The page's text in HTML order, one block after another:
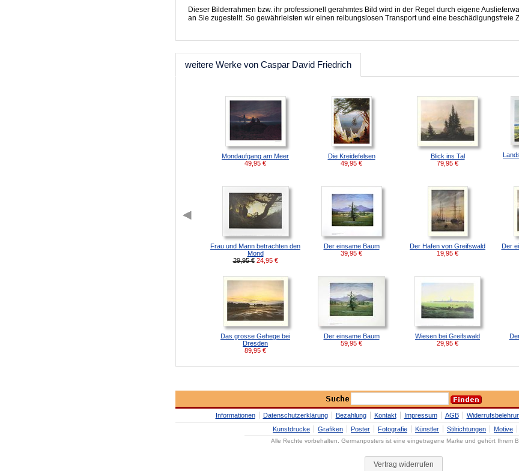
Dieser Bilderrahmen bzw. ihr professionell gerahmtes Bild wird in der Regel durch eigene
an Sie zugestellt. So gewährleisten wir einen reibungslosen Transport und eine beschädigungsfreie
weitere Werke von Caspar David Friedrich
Mondaufgang am Meer
49,95 €
Die Kreidefelsen
49,95 €
Blick ins Tal
79,95 €
Frau und Mann betrachten den
Mond
29,95 € 24,95 €
Der einsame Baum
39,95 €
Der Hafen von Greifswald
19,95 €
Der
Das grosse Gehege bei
Dresden
89,95 €
Der einsame Baum
59,95 €
Wiesen bei Greifswald
29,95 €
Informationen Datenschutzerklärung Bezahlung Kontakt Impressum AGB
Kunstdrucke
Grafiken Poster Fotografie Künstler Stilrichtungen Motive
Alle Rechte vorbehalten. Germanposters ist eine eingetragene Marke und gehört Ihrem
Vertrag widerrufen